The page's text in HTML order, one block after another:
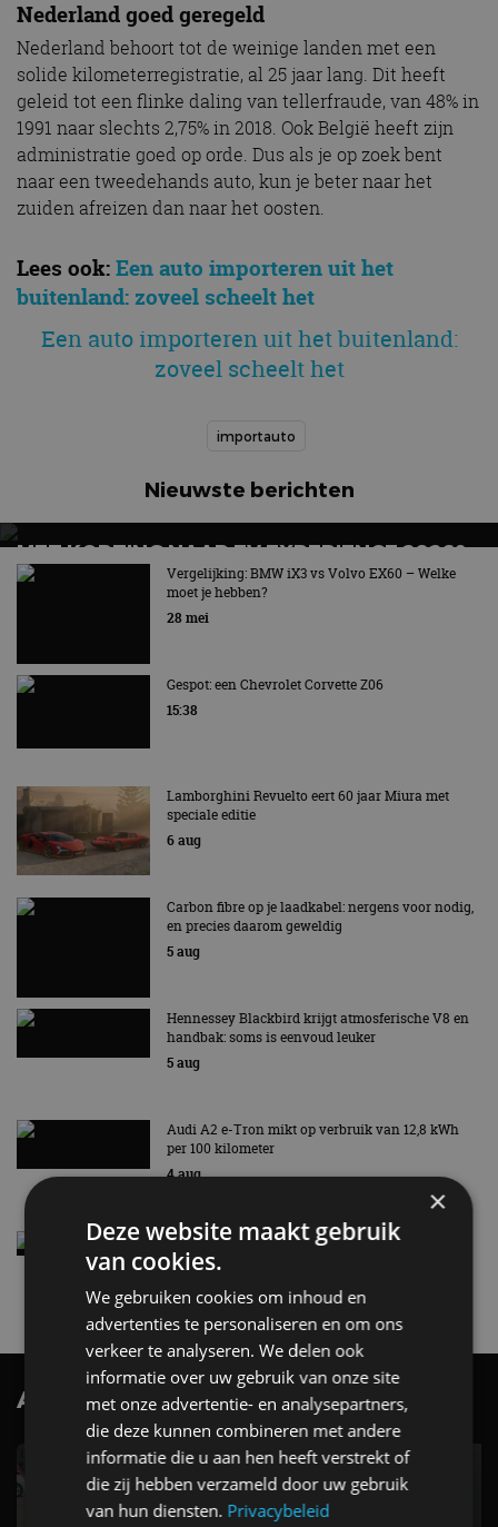
Nederland goed geregeld
Nederland behoort tot de weinige landen met een
solide kilometerregistratie, al 25 jaar lang. Dit heeft
geleid tot een flinke daling van tellerfraude, van 48% in
1991 naar slechts 2,75% in 2018. Ook België heeft zijn
administratie goed op orde. Dus als je op zoek bent
naar een tweedehands auto, kun je beter naar het
zuiden afreizen dan naar het oosten.
Lees ook:Een auto importeren uit het
buitenland: zoveel scheelt het
Een auto importeren uit het buitenland:
zoveel scheelt het
importauto
Nieuwste berichten
MET KORTING NAAR EV EXPERIENCE 2026?
AUTORAI REGELT HET!
EV Experience 2026 van 24 tot 26 september
Vergelijking: BMW iX3 vs Volvo EX60 – Welke
moet je hebben?
28 mei
Gespot: een Chevrolet Corvette Z06
15:38
Lamborghini Revuelto eert 60 jaar Miura met
speciale editie
6 aug
Carbon fibre op je laadkabel: nergens voor nodig,
en precies daarom geweldig
5 aug
Hennessey Blackbird krijgt atmosferische V8 en
handbak: soms is eenvoud leuker
5 aug
Audi A2 e-Tron mikt op verbruik van 12,8 kWh
per 100 kilometer
4 aug
Elektrische Geely E2 (tijdelijk) net zo goedkoop
als een Renault Twingo
AutoRAI.nl TV SUBSCRIBE
×
Deze website maakt gebruik
van cookies.
We gebruiken cookies om inhoud en
advertenties te personaliseren en om ons
verkeer te analyseren. We delen ook
informatie over uw gebruik van onze site
met onze advertentie- en analysepartners,
die deze kunnen combineren met andere
informatie die u aan hen heeft verstrekt of
die zij hebben verzameld door uw gebruik
van hun diensten. Privacybeleid